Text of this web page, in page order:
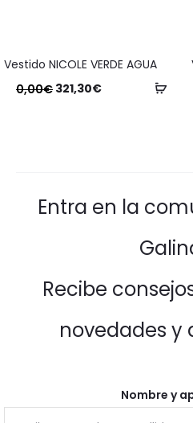
Vestido NICOLE VERDE AGUA
0,00€ 321,30€
Entra en la
Recibe
novedades y
Nombre y